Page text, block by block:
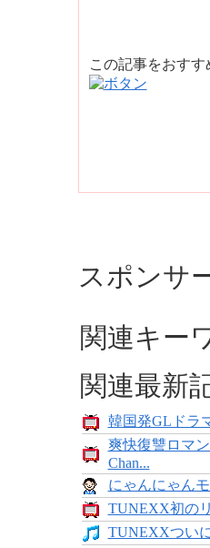
この記事をおす
スポンサ
関連キー
関連最新
韓国発GLドラ
爽快復讐ロマ
Chan...
にゃんにゃん
TUNEXX初の
TUNEXXつい